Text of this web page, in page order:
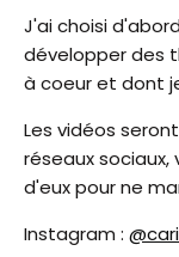
J'ai choisi
développer des
à coeur et dont
Les vidéos
réseaux sociaux,
d'eux pour ne
Instagram :